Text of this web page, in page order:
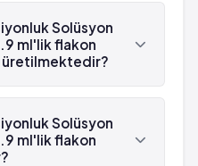
flakon'in etken
Solüsyon
ml'lik flakon
üretilmektedir?
Solüsyon 7.5
flakon , Ferring
Solüsyon
ml'lik flakon